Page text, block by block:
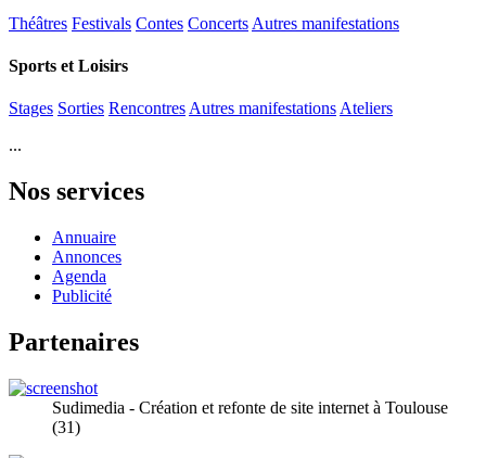
Théâtres Festivals Contes Concerts Autres manifestations
Sports et Loisirs
Stages Sorties Rencontres Autres manifestations Ateliers
...
Nos services
Annuaire
Annonces
Agenda
Publicité
Partenaires
Sudimedia - Création et refonte de site internet à Toulouse
(31)